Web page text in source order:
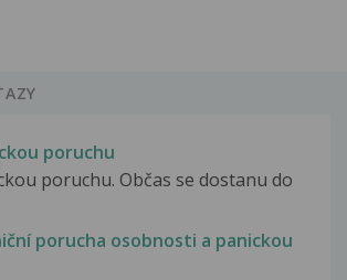
poruchu
poruchu. Občas se dostanu do
porucha osobnosti a panickou